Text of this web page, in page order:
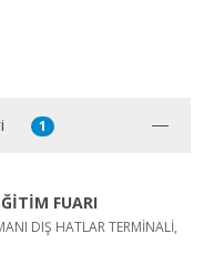
1
FUARI
DIŞ HATLAR TERMİNALİ,